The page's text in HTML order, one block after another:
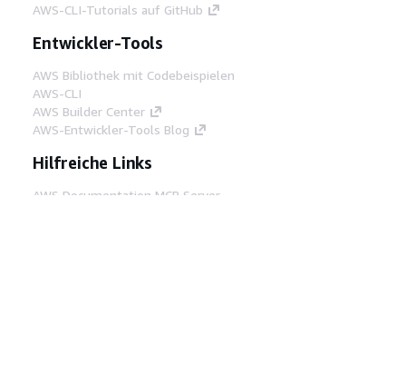
AWS-CLI-Tutorials auf GitHub
Entwickler-Tools
AWS Bibliothek mit Codebeispielen
AWS-CLI
AWS Builder Center
AWS-Entwickler-Tools Blog
Hilfreiche Links
AWS Documentation MCP Server